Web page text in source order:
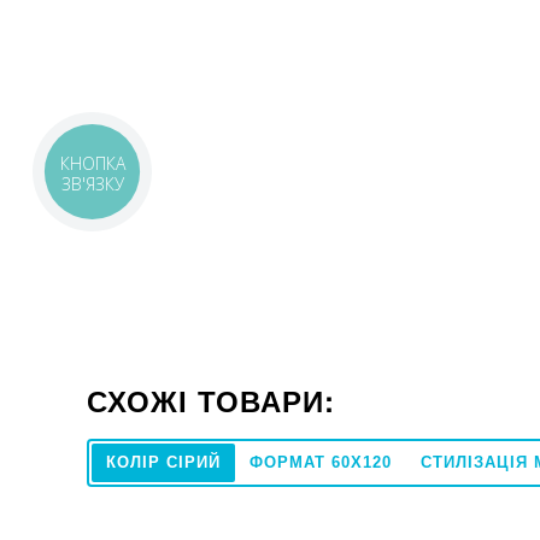
СХОЖІ ТОВАРИ:
КОЛІР СІРИЙ ФОРМАТ 60X120 СТИЛІЗАЦІЯ
КНОПКА
ЗВ'ЯЗКУ